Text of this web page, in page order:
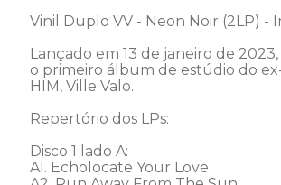
Vinil Duplo VV - Neon Noir (2LP) -
Lançado em 13 de janeiro de
o primeiro álbum de estúdio do
HIM, Ville Valo.
Repertório dos LPs:
Disco 1 lado A:
A1. Echolocate Your Love